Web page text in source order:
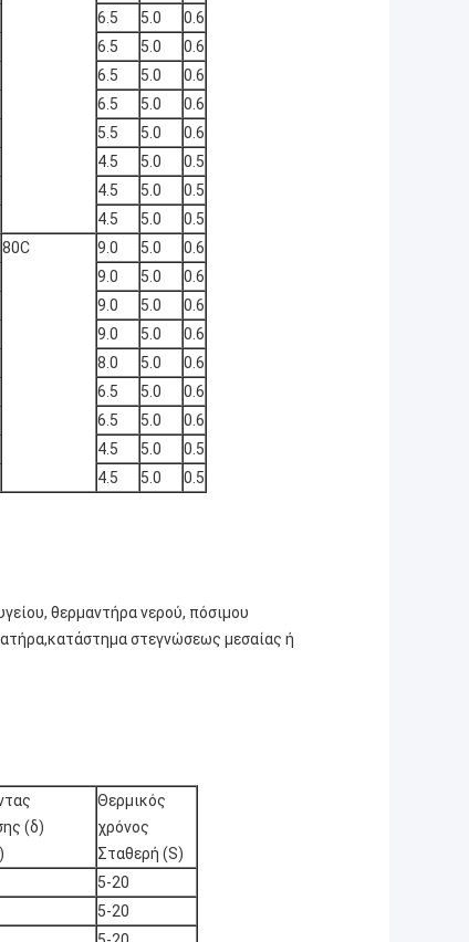
6.5 5.0
0.6
6.5 5.0
0.6
6.5 5.0
0.6
6.5 5.0
0.6
5.5 5.0
0.6
4.5 5.0
0.5
4.5 5.0
0.5
4.5 5.0
0.5
80C 9.0 5.0
0.6
9.0 5.0
0.6
9.0 5.0
0.6
9.0 5.0
0.6
8.0 5.0
0.6
6.5 5.0
0.6
6.5 5.0
0.6
4.5 5.0
0.5
4.5 5.0 0.5
θερμαντήρα νερού, πόσιμου
στεγνώσεως μεσαίας ή
(δ)
Θερμικός
χρόνος
Σταθερή (S)
5-20
5-20